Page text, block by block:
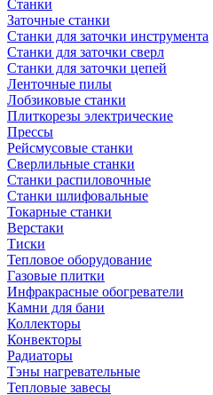
Станки
Заточные станки
Станки для заточки инструмента
Станки для заточки сверл
Станки для заточки цепей
Ленточные пилы
Лобзиковые станки
Плиткорезы электрические
Прессы
Рейсмусовые станки
Сверлильные станки
Станки распиловочные
Станки шлифовальные
Токарные станки
Верстаки
Тиски
Тепловое оборудование
Газовые плитки
Инфракрасные обогреватели
Камни для бани
Коллекторы
Конвекторы
Радиаторы
Тэны нагревательные
Тепловые завесы